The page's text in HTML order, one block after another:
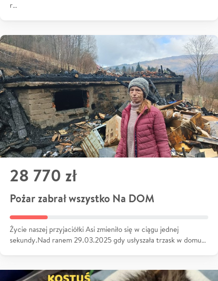
r…
28 770 zł
Pożar zabrał wszystko Na DOM
Życie naszej przyjaciółki Asi zmieniło się w ciągu jednej
sekundy.Nad ranem 29.03.2025 gdy usłyszała trzask w domu…